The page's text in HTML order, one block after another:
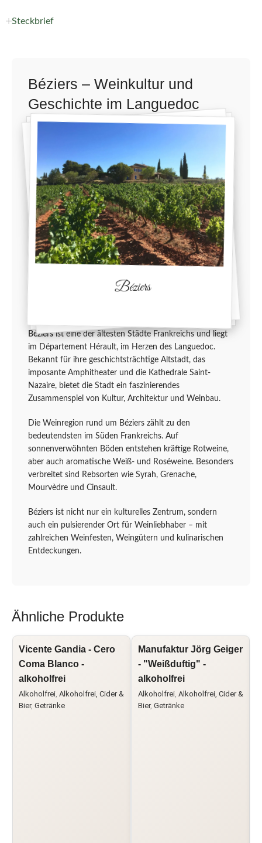
Steckbrief
Béziers – Weinkultur und
Geschichte im Languedoc
Béziersist eine der ältesten Städte Frankreichs und liegt
im Département Hérault, im Herzen des Languedoc.
Bekannt für ihre geschichtsträchtige Altstadt, das
imposante Amphitheater und die Kathedrale Saint-
Nazaire, bietet die Stadt ein faszinierendes
Zusammenspiel von Kultur, Architektur und Weinbau.
Die Weinregion rund um Béziers zählt zu den
bedeutendsten im Süden Frankreichs. Auf
sonnenverwöhnten Böden entstehen kräftige Rotweine,
aber auch aromatische Weiß- und Roséweine. Besonders
verbreitet sind Rebsorten wie Syrah, Grenache,
Mourvèdre und Cinsault.
Béziers ist nicht nur ein kulturelles Zentrum, sondern
auch ein pulsierender Ort für Weinliebhaber – mit
zahlreichen Weinfesten, Weingütern und kulinarischen
Entdeckungen.
Béziers
Ähnliche Produkte
Vicente Gandia - Cero
Coma Blanco -
alkoholfrei
Alkoholfrei Alkoholfrei, Cider &
Bier, Getränke
Manufaktur Jörg Geiger
- "Weißduftig" -
alkoholfrei
Alkoholfrei Alkoholfrei, Cider &
Bier, Getränke